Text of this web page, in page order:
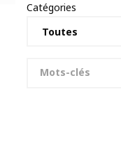
Catégories
Mots-clés